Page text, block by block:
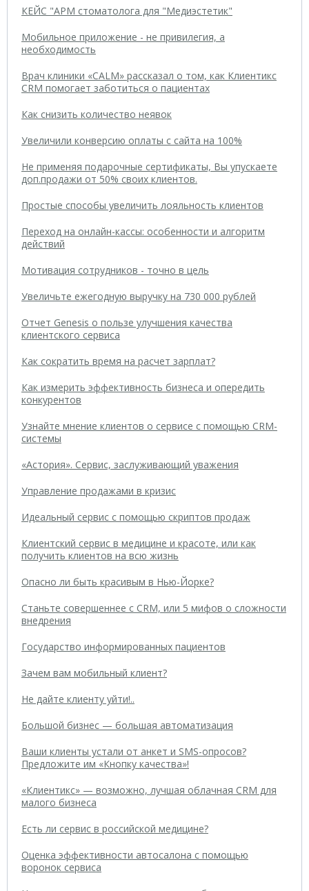
КЕЙС "АРМ стоматолога для "Медиэстетик"
Мобильное приложение - не привилегия, а
необходимость
Врач клиники «CALM» рассказал о том, как Клиентикс
CRM помогает заботиться о пациентах
Как снизить количество неявок
Увеличили конверсию оплаты с сайта на 100%
Не применяя подарочные сертификаты, Вы упускаете
доп.продажи от 50% своих клиентов.
Простые способы увеличить лояльность клиентов
Переход на онлайн-кассы: особенности и алгоритм
действий
Мотивация сотрудников - точно в цель
Увеличьте ежегодную выручку на 730 000 рублей
Отчет Genesis о пользе улучшения качества
клиентского сервиса
Как сократить время на расчет зарплат?
Как измерить эффективность бизнеса и опередить
конкурентов
Узнайте мнение клиентов о сервисе с помощью CRM-
системы
«Астория». Сервис, заслуживающий уважения
Управление продажами в кризис
Идеальный сервис с помощью скриптов продаж
Клиентский сервис в медицине и красоте, или как
получить клиентов на всю жизнь
Опасно ли быть красивым в Нью-Йорке?
Станьте совершеннее с CRM, или 5 мифов о сложности
внедрения
Государство информированных пациентов
Зачем вам мобильный клиент?
Не дайте клиенту уйти!..
Большой бизнес — большая автоматизация
Ваши клиенты устали от анкет и SMS-опросов?
Предложите им «Кнопку качества»!
«Клиентикс» — возможно, лучшая облачная CRM для
малого бизнеса
Есть ли сервис в российской медицине?
Оценка эффективности автосалона с помощью
воронок сервиса